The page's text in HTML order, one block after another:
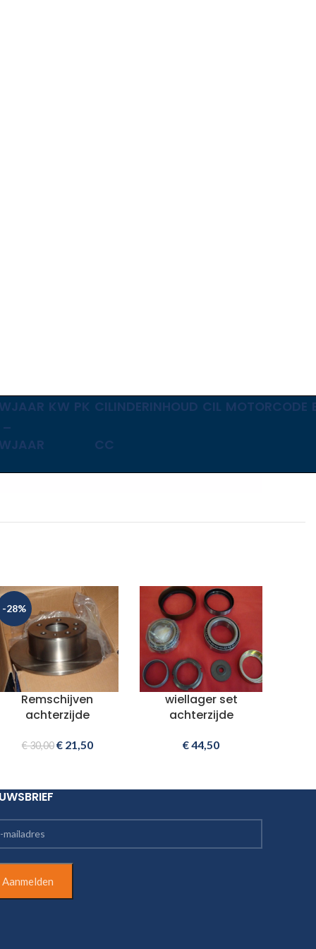
KW PK CILINDERINHOUD CIL MOTORCODE
–
CC
-28%
Remschijven
achterzijde
€30,00€21,50
wiellager set
achterzijde
€44,50